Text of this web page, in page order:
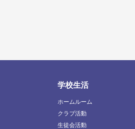
学校生活
ホームルーム
クラブ活動
生徒会活動